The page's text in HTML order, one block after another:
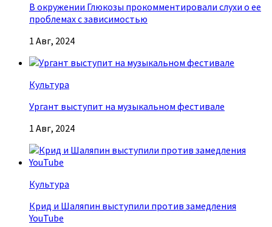
В окружении Глюкозы прокомментировали слухи о ее
проблемах с зависимостью
1 Авг, 2024
Культура
Ургант выступит на музыкальном фестивале
1 Авг, 2024
Культура
Крид и Шаляпин выступили против замедления
YouTube